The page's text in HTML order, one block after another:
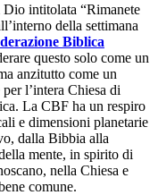
intitolata “Rimanete
della settimana
Biblica
questo solo come un
anzitutto come un
l’intera Chiesa di
La CBF ha un respiro
e dimensioni planetarie
dalla Bibbia alla
mente, in spirito di
nella Chiesa e
comune.